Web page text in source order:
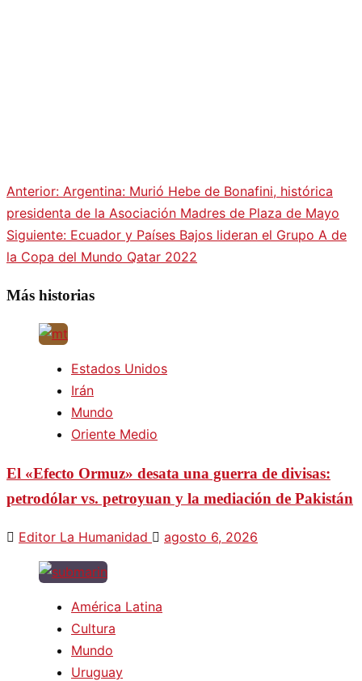
Navegación
de
entradas
Anterior: Argentina: Murió Hebe de Bonafini, histórica
presidenta de la Asociación Madres de Plaza de Mayo
Siguiente: Ecuador y Países Bajos lideran el Grupo A de
la Copa del Mundo Qatar 2022
Más historias
Estados Unidos
Irán
Mundo
Oriente Medio
El «Efecto Ormuz» desata una guerra de divisas:
petrodólar vs. petroyuan y la mediación de Pakistán
Editor La Humanidad agosto 6, 2026
América Latina
Cultura
Mundo
Uruguay